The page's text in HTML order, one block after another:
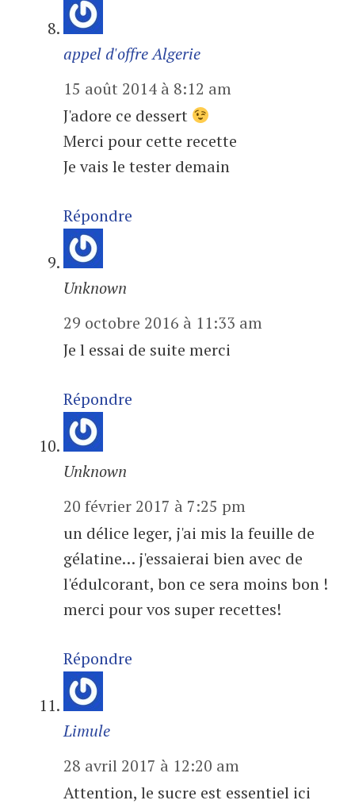
appel d'offre Algerie
15 août 2014 à 8:12 am
J'adore ce dessert
Merci pour cette recette
Je vais le tester demain
Répondre
Unknown
29 octobre 2016 à 11:33 am
Je l essai de suite merci
Répondre
Unknown
20 février 2017 à 7:25 pm
un délice leger, j'ai mis la feuille de
gélatine… j'essaierai bien avec de
l'édulcorant, bon ce sera moins bon !
merci pour vos super recettes!
Répondre
Limule
28 avril 2017 à 12:20 am
Attention, le sucre est essentiel ici